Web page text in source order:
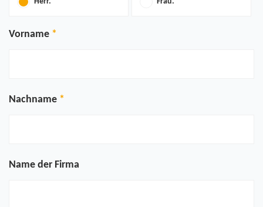
Vorname
Nachname
Name der Firma